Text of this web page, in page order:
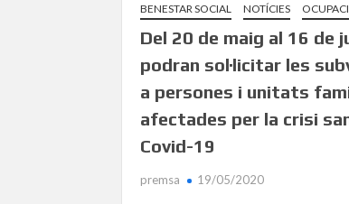
BENESTAR SOCIAL NOTÍCIES
Del 20 de maig al 16 de
podran sol·licitar les
a persones i unitats
afectades per la crisi
Covid-19
premsa 19/05/2020